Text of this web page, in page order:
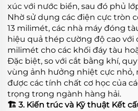
xúc với nước biển, sau đó phủ
Nhờ sử dụng các điện cực tròn
13 milimét, các nhà máy đóng
hiệu quả thép cường độ cao với
milimét cho các khối đáy tàu
Đặc biệt, so với cắt bằng khí,
vùng ảnh hưởng nhiệt cực nhỏ,
được các tính chất cơ học của
trọng trong ngành hàng hải.
🏗️ 3. Kiến trúc và Kỹ thuật Kết